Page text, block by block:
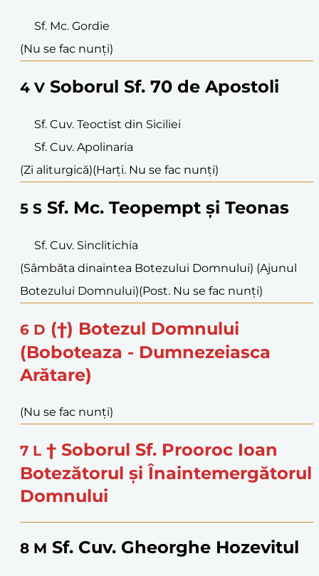
Sf. Mc. Gordie
(Nu se fac nunți)
4 V Soborul Sf. 70 de Apostoli
Sf. Cuv. Teoctist din Siciliei
Sf. Cuv. Apolinaria
(Zi aliturgică)(Harți. Nu se fac nunți)
5 S Sf. Mc. Teopempt și Teonas
Sf. Cuv. Sinclitichia
(Sâmbăta dinaintea Botezului Domnului) (Ajunul
Botezului Domnului)(Post. Nu se fac nunți)
6 D (†) Botezul Domnului
(Boboteaza - Dumnezeiasca
Arătare)
(Nu se fac nunți)
7 L † Soborul Sf. Prooroc Ioan
Botezătorul și Înaintemergătorul
Domnului
8 M Sf. Cuv. Gheorghe Hozevitul